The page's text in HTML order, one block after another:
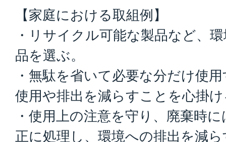
【家庭における取組例】
・リサイクル可能な製品など、
品を選ぶ。
・無駄を省いて必要な分だけ使
使用や排出を減らすことを心掛
・使用上の注意を守り、廃棄時
正に処理し、環境への排出を減ら